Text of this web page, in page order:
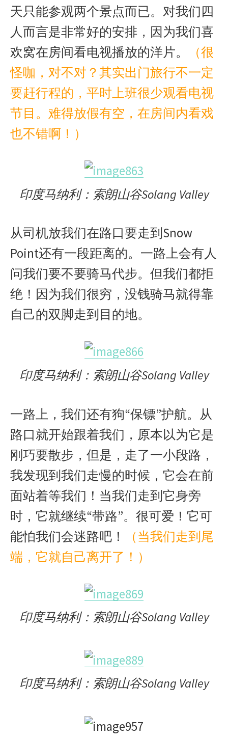
天只能参观两个景点而已。对我们四
人而言是非常好的安排，因为我们喜
欢窝在房间看电视播放的洋片。
（很
怪咖，对不对？其实出门旅行不一定
要赶行程的，平时上班很少观看电视
节目。难得放假有空，在房间内看戏
也不错啊！）
印度马纳利：索朗山谷Solang Valley
从司机放我们在路口要走到Snow
Point还有一段距离的。一路上会有人
问我们要不要骑马代步。但我们都拒
绝！因为我们很穷，没钱骑马就得靠
自己的双脚走到目的地。
印度马纳利：索朗山谷Solang Valley
一路上，我们还有狗“保镖”护航。从
路口就开始跟着我们，原本以为它是
刚巧要散步，但是，走了一小段路，
我发现到我们走慢的时候，它会在前
面站着等我们！当我们走到它身旁
时，它就继续“带路”。很可爱！它可
能怕我们会迷路吧！
（当我们走到尾
端，它就自己离开了！）
印度马纳利：索朗山谷Solang Valley
印度马纳利：索朗山谷Solang Valley